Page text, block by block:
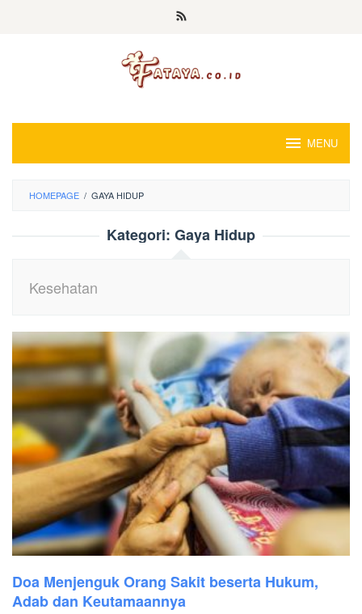
MENU
HOMEPAGE / GAYA HIDUP
Kategori: Gaya Hidup
Kesehatan
Doa Menjenguk Orang Sakit beserta Hukum,
Adab dan Keutamaannya